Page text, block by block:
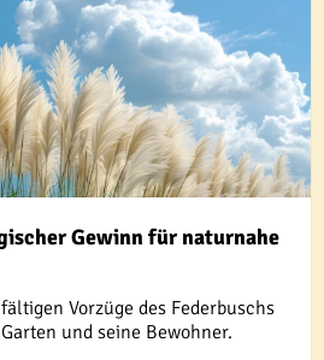
Gewinn für naturnahe
Vorzüge des Federbuschs
und seine Bewohner.